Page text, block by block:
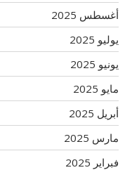
أغسطس 2025
يوليو 2025
يونيو 2025
مايو 2025
أبريل 2025
مارس 2025
فبراير 2025